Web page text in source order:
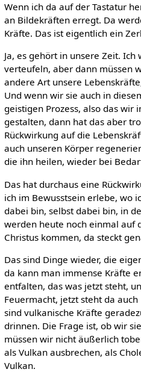
Wenn ich da auf der Tastatur
an Bildekräften erregt. Da
Kräfte. Das ist eigentlich ein
Ja, es gehört in unsere Zeit.
verteufeln, aber dann müssen
andere Art unsere
Und wenn wir sie auch in
geistigen Prozess, also das wir
gestalten, dann hat das aber
Rückwirkung auf die
auch unseren Körper
die ihn heilen, wieder bei
Das hat durchaus eine
ich im Bewusstsein erlebe, wo
dabei bin, selbst dabei bin, in
werden heute noch einmal auf
Christus kommen, da steckt
Das sind Dinge wieder, die
da kann man immense Kräfte
entfalten, das was jetzt steht,
Feuermacht, jetzt steht da
sind vulkanische Kräfte
drinnen. Die Frage ist, ob wir
müssen wir nicht äußerlich
als Vulkan ausbrechen, als
Vulkan.